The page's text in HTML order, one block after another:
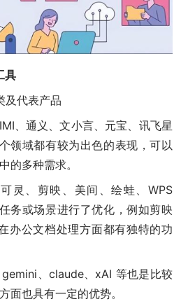
具
及代表产品
、通义、文小言、元宝、讯飞星
领域都有较为出色的表现，可以
的多种需求。
灵、剪映、美间、绘蛙、WPS
务或场景进行了优化，例如剪映
办公文档处理方面都有独特的功
、claude、xAI 等也是比较
面也具有一定的优势。